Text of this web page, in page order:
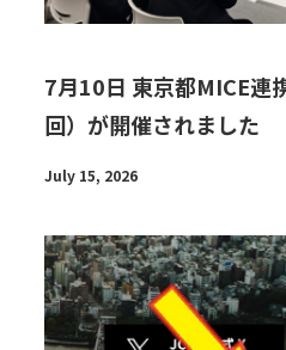
7月10日 東京都MICE連
回）が開催されました
July 15, 2026